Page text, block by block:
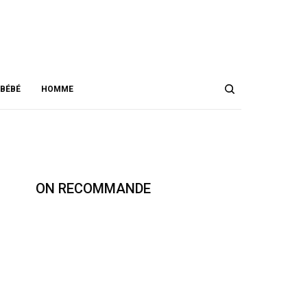
BÉBÉ HOMME
ON RECOMMANDE